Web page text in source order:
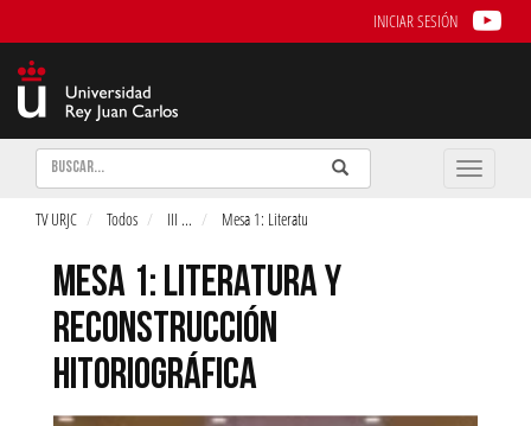
INICIAR SESIÓN
Buscar Enviar
Buscar
Toggle
TV URJC Todos III ... Mesa 1: Literatu
MESA 1: LITERATURA Y
RECONSTRUCCIÓN
HITORIOGRÁFICA